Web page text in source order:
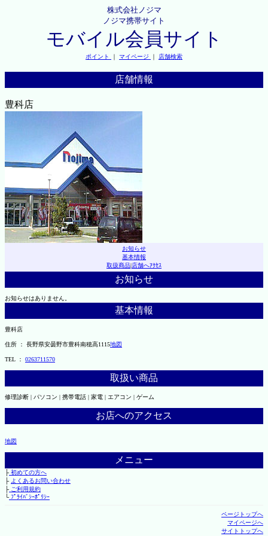
株式会社ノジマ
ノジマ携帯サイト
モバイル会員サイト
ポイント ｜ マイページ ｜ 店舗検索
店舗情報
豊科店
お知らせ
基本情報
取扱商品|店舗へｱｸｾｽ
お知らせ
お知らせはありません。
基本情報
豊科店
住所 ： 長野県安曇野市豊科南穂高1115地図
TEL ： 0263711570
取扱い商品
修理診断 | パソコン | 携帯電話 | 家電 | エアコン | ゲーム
お店へのアクセス
地図
メニュー
├初めての方へ
├ よくあるお問い合わせ
├ご利用規約
└ﾌﾟﾗｲﾊﾞｼｰﾎﾟﾘｼｰ
ページトップへ
マイページへ
サイトトップへ